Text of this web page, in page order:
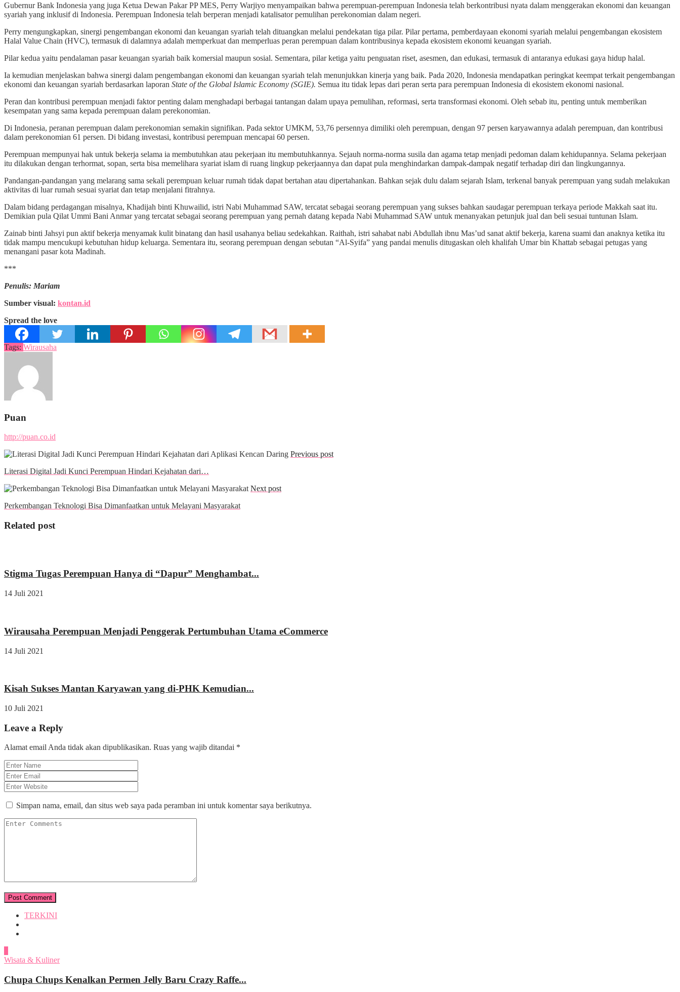
Gubernur Bank Indonesia yang juga Ketua Dewan Pakar PP MES, Perry Warjiyo menyampaikan bahwa perempuan-perempuan Indonesia telah berkontribusi nyata dalam menggerakan ekonomi dan keuangan
syariah yang inklusif di Indonesia. Perempuan Indonesia telah berperan menjadi katalisator pemulihan perekonomian dalam negeri.
Perry mengungkapkan, sinergi pengembangan ekonomi dan keuangan syariah telah dituangkan melalui pendekatan tiga pilar. Pilar pertama, pemberdayaan ekonomi syariah melalui pengembangan ekosistem
Halal Value Chain (HVC), termasuk di dalamnya adalah memperkuat dan memperluas peran perempuan dalam kontribusinya kepada ekosistem ekonomi keuangan syariah.
Pilar kedua yaitu pendalaman pasar keuangan syariah baik komersial maupun sosial. Sementara, pilar ketiga yaitu penguatan riset, asesmen, dan edukasi, termasuk di antaranya edukasi gaya hidup halal.
Ia kemudian menjelaskan bahwa sinergi dalam pengembangan ekonomi dan keuangan syariah telah menunjukkan kinerja yang baik. Pada 2020, Indonesia mendapatkan peringkat keempat terkait pengembangan
ekonomi dan keuangan syariah berdasarkan laporan State of the Global Islamic Economy (SGIE). Semua itu tidak lepas dari peran serta para perempuan Indonesia di ekosistem ekonomi nasional.
Peran dan kontribusi perempuan menjadi faktor penting dalam menghadapi berbagai tantangan dalam upaya pemulihan, reformasi, serta transformasi ekonomi. Oleh sebab itu, penting untuk memberikan
kesempatan yang sama kepada perempuan dalam perekonomian.
Di Indonesia, peranan perempuan dalam perekonomian semakin signifikan. Pada sektor UMKM, 53,76 persennya dimiliki oleh perempuan, dengan 97 persen karyawannya adalah perempuan, dan kontribusi
dalam perekonomian 61 persen. Di bidang investasi, kontribusi perempuan mencapai 60 persen.
Perempuan mempunyai hak untuk bekerja selama ia membutuhkan atau pekerjaan itu membutuhkannya. Sejauh norma-norma susila dan agama tetap menjadi pedoman dalam kehidupannya. Selama pekerjaan
itu dilakukan dengan terhormat, sopan, serta bisa memelihara syariat islam di ruang lingkup pekerjaannya dan dapat pula menghindarkan dampak-dampak negatif terhadap diri dan lingkungannya.
Pandangan-pandangan yang melarang sama sekali perempuan keluar rumah tidak dapat bertahan atau dipertahankan. Bahkan sejak dulu dalam sejarah Islam, terkenal banyak perempuan yang sudah melakukan
aktivitas di luar rumah sesuai syariat dan tetap menjalani fitrahnya.
Dalam bidang perdagangan misalnya, Khadijah binti Khuwailid, istri Nabi Muhammad SAW, tercatat sebagai seorang perempuan yang sukses bahkan saudagar perempuan terkaya periode Makkah saat itu.
Demikian pula Qilat Ummi Bani Anmar yang tercatat sebagai seorang perempuan yang pernah datang kepada Nabi Muhammad SAW untuk menanyakan petunjuk jual dan beli sesuai tuntunan Islam.
Zainab binti Jahsyi pun aktif bekerja menyamak kulit binatang dan hasil usahanya beliau sedekahkan. Raithah, istri sahabat nabi Abdullah ibnu Mas’ud sanat aktif bekerja, karena suami dan anaknya ketika itu
tidak mampu mencukupi kebutuhan hidup keluarga. Sementara itu, seorang perempuan dengan sebutan “Al-Syifa” yang pandai menulis ditugaskan oleh khalifah Umar bin Khattab sebagai petugas yang
menangani pasar kota Madinah.
***
Penulis: Mariam
Sumber visual: kontan.id
Spread the love
Tags: Wirausaha
Puan
http://puan.co.id
Previous post
Literasi Digital Jadi Kunci Perempuan Hindari Kejahatan dari…
Next post
Perkembangan Teknologi Bisa Dimanfaatkan untuk Melayani Masyarakat
Related post
Stigma Tugas Perempuan Hanya di “Dapur” Menghambat...
14 Juli 2021
Wirausaha Perempuan Menjadi Penggerak Pertumbuhan Utama eCommerce
14 Juli 2021
Kisah Sukses Mantan Karyawan yang di-PHK Kemudian...
10 Juli 2021
Leave a Reply
Alamat email Anda tidak akan dipublikasikan. Ruas yang wajib ditandai *
Simpan nama, email, dan situs web saya pada peramban ini untuk komentar saya berikutnya.
TERKINI
Wisata & Kuliner
Chupa Chups Kenalkan Permen Jelly Baru Crazy Raffe...